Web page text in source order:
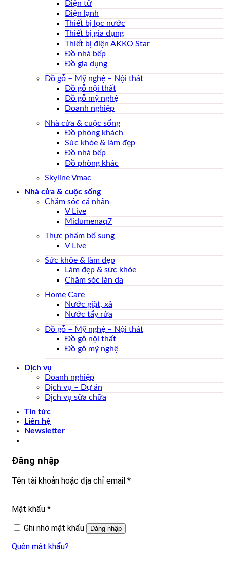
Điện tử
Điện lạnh
Thiết bị lọc nước
Thiết bị gia dụng
Thiết bị điện AKKO Star
Đồ nhà bếp
Đồ gia dụng
Đồ gỗ – Mỹ nghệ – Nội thát
Đồ gỗ nội thất
Đồ gỗ mỹ nghệ
Doanh nghiệp
Nhà cửa & cuộc sống
Đồ phòng khách
Sức khỏe & làm đẹp
Đồ nhà bếp
Đồ phòng khác
Skyline Vmac
Nhà cửa & cuộc sống
Chăm sóc cá nhân
V Live
Midumenaq7
Thực phẩm bổ sung
V Live
Sức khỏe & làm đẹp
Làm đẹp & sức khỏe
Chăm sóc làn da
Home Care
Nước giặt, xả
Nước tẩy rửa
Đồ gỗ – Mỹ nghệ – Nội thát
Đồ gỗ nội thất
Đồ gỗ mỹ nghệ
Dịch vụ
Doanh nghiệp
Dịch vụ – Dự án
Dịch vụ sửa chữa
Tin tức
Liên hệ
Newsletter
Đăng nhập
Tên tài khoản hoặc địa chỉ email *
Mật khẩu *
Ghi nhớ mật khẩu
Đăng nhập
Quên mật khẩu?